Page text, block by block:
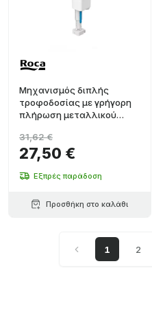
Μηχανισμός διπλής
τροφοδοσίας με γρήγορη
πλήρωση μεταλλικού
27,50 €
31,62 €
Εξπρές παράδοση
Προσθήκη στο καλάθι
1 2